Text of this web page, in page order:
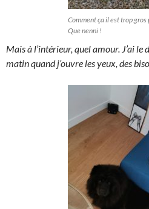
Comment ça il est trop gros
Que nenni !
Mais à l’intérieur, quel amour. J’ai le d
matin quand j’ouvre les yeux, des